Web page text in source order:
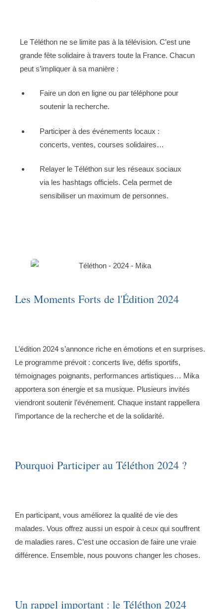
Le Téléthon ne se limite pas à la télévision. C’est une
grande fête solidaire à travers toute la France. Chacun
peut s’impliquer à sa manière :
Faire un don en ligne ou par téléphone pour
soutenir la recherche.
Participer à des événements locaux :
concerts, ventes, courses solidaires…
Relayer le Téléthon sur les réseaux sociaux
via les hashtags officiels. Cela permet de
sensibiliser un maximum de personnes.
Les Moments Forts de l'Édition 2024
L’édition 2024 s’annonce riche en émotions et en surprises.
Le programme prévoit : concerts live, défis sportifs,
témoignages poignants, performances artistiques… Mika
apportera son énergie et sa musique. Plusieurs invités
viendront soutenir l’événement. Chaque instant rappellera
l’importance de la recherche et de la solidarité.
Pourquoi Participer au Téléthon 2024 ?
En participant, vous améliorez la qualité de vie des
malades. Vous offrez aussi un espoir à ceux qui souffrent
de maladies rares. C’est une occasion de faire une vraie
différence. Ensemble, nous pouvons changer les choses.
Un rappel important : le Téléthon 2024